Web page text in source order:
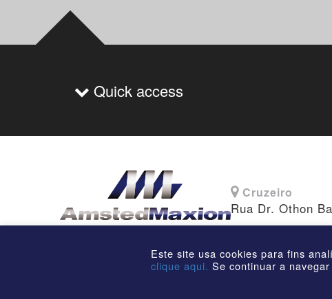
Quick access
Cruzeiro
Rua Dr. Othon
Este site usa cookies para fins
clique aqui.Se continuar a